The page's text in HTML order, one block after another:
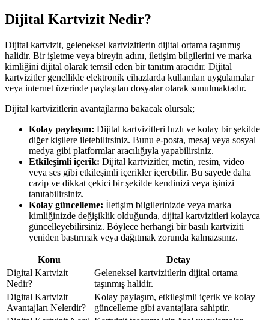
Dijital Kartvizit Nedir?
Dijital kartvizit, geleneksel kartvizitlerin dijital ortama taşınmış
halidir. Bir işletme veya bireyin adını, iletişim bilgilerini ve marka
kimliğini dijital olarak temsil eden bir tanıtım aracıdır. Dijital
kartvizitler genellikle elektronik cihazlarda kullanılan uygulamalar
veya internet üzerinde paylaşılan dosyalar olarak sunulmaktadır.
Dijital kartvizitlerin avantajlarına bakacak olursak;
Kolay paylaşım: Dijital kartvizitleri hızlı ve kolay bir şekilde
diğer kişilere iletebilirsiniz. Bunu e-posta, mesaj veya sosyal
medya gibi platformlar aracılığıyla yapabilirsiniz.
Etkileşimli içerik: Dijital kartvizitler, metin, resim, video
veya ses gibi etkileşimli içerikler içerebilir. Bu sayede daha
cazip ve dikkat çekici bir şekilde kendinizi veya işinizi
tanıtabilirsiniz.
Kolay güncelleme: İletişim bilgilerinizde veya marka
kimliğinizde değişiklik olduğunda, dijital kartvizitleri kolayca
güncelleyebilirsiniz. Böylece herhangi bir basılı kartviziti
yeniden bastırmak veya dağıtmak zorunda kalmazsınız.
Konu
Detay
Digital Kartvizit
Nedir?
Geleneksel kartvizitlerin dijital ortama
taşınmış halidir.
Digital Kartvizit
Avantajları Nelerdir?
Kolay paylaşım, etkileşimli içerik ve kolay
güncelleme gibi avantajlara sahiptir.